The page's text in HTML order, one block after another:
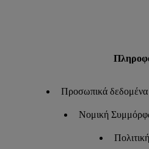
Προσωπικά δεδομένα
Νομική